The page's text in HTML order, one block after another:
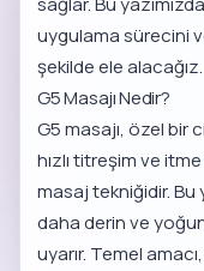
uygulama sürecini
şekilde ele alacağız.
G5 Masajı Nedir?
G5 masajı, özel bir
hızlı titreşim ve
masaj tekniğidir. Bu
daha derin ve
uyarır. Temel